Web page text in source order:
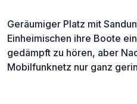
Geräumiger Platz mit
Einheimischen ihre Boote
gedämpft zu hören, aber
Mobilfunknetz nur ganz